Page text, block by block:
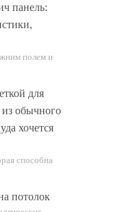
панель:
полем и
для
из обычного
хочется
способна
потолок